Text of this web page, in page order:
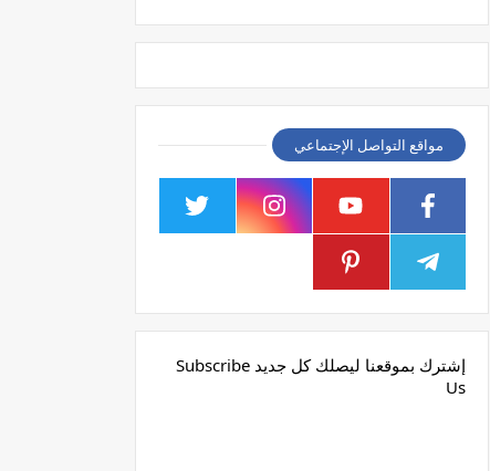
مواقع التواصل الإجتماعي
إشترك بموقعنا ليصلك كل جديد Subscribe
Us